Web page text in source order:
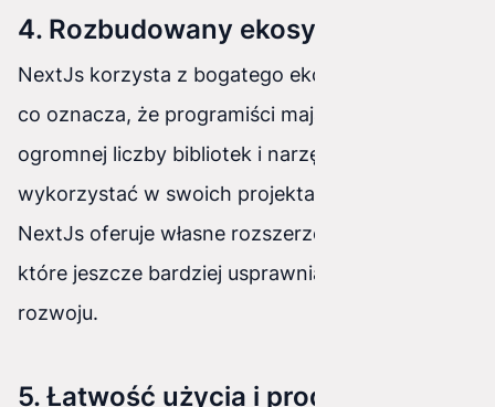
4. Rozbudowany ekosystem
NextJs korzysta z bogatego ekosystemu React,
co oznacza, że programiści mają dostęp do
ogromnej liczby bibliotek i narzędzi, które mogą
wykorzystać w swoich projektach. Dodatkowo,
NextJs oferuje własne rozszerzenia i wtyczki,
które jeszcze bardziej usprawniają proces
rozwoju.
5. Łatwość użycia i produktywność